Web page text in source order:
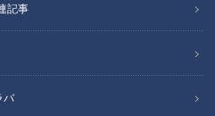
記事
バ